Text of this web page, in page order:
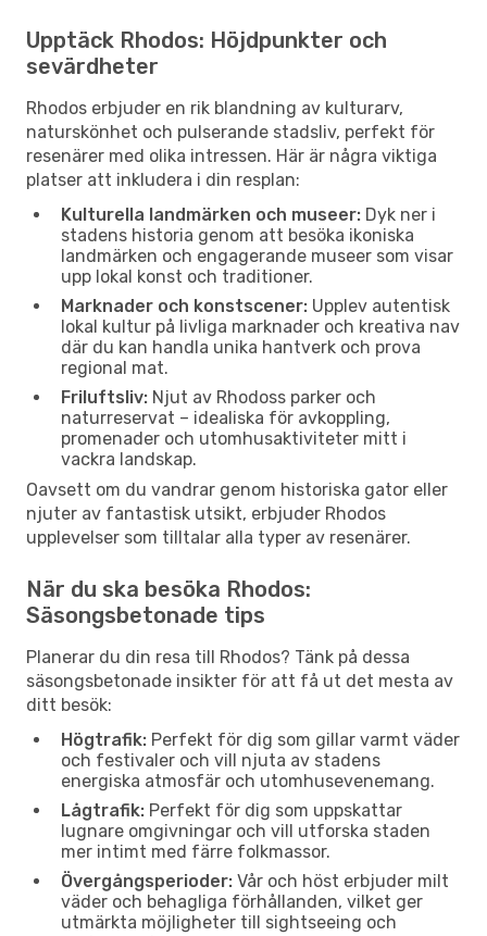
Upptäck Rhodos: Höjdpunkter och
sevärdheter
Rhodos erbjuder en rik blandning av kulturarv,
naturskönhet och pulserande stadsliv, perfekt för
resenärer med olika intressen. Här är några viktiga
platser att inkludera i din resplan:
Kulturella landmärken och museer: Dyk ner i
stadens historia genom att besöka ikoniska
landmärken och engagerande museer som visar
upp lokal konst och traditioner.
Marknader och konstscener: Upplev autentisk
lokal kultur på livliga marknader och kreativa nav
där du kan handla unika hantverk och prova
regional mat.
Friluftsliv: Njut av Rhodoss parker och
naturreservat – idealiska för avkoppling,
promenader och utomhusaktiviteter mitt i
vackra landskap.
Oavsett om du vandrar genom historiska gator eller
njuter av fantastisk utsikt, erbjuder Rhodos
upplevelser som tilltalar alla typer av resenärer.
När du ska besöka Rhodos:
Säsongsbetonade tips
Planerar du din resa till Rhodos? Tänk på dessa
säsongsbetonade insikter för att få ut det mesta av
ditt besök:
Högtrafik: Perfekt för dig som gillar varmt väder
och festivaler och vill njuta av stadens
energiska atmosfär och utomhusevenemang.
Lågtrafik: Perfekt för dig som uppskattar
lugnare omgivningar och vill utforska staden
mer intimt med färre folkmassor.
Övergångsperioder: Vår och höst erbjuder milt
väder och behagliga förhållanden, vilket ger
utmärkta möjligheter till sightseeing och